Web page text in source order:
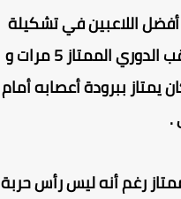
اللاعبين في تشكيلة
أرسنال التاريخية ، حقق باستين لقب الدوري الممتاز 5 مرات و
ببرودة أعصابه أمام
ممتاز رغم أنه ليس رأس حربة